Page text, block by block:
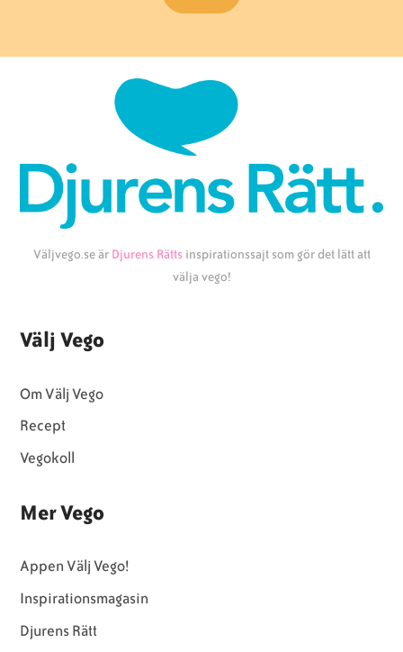
Väljvego.se är Djurens Rätts inspirationssajt som gör det lätt att
välja vego!
Välj Vego
Om Välj Vego
Recept
Vegokoll
Mer Vego
Appen Välj Vego!
Inspirationsmagasin
Djurens Rätt